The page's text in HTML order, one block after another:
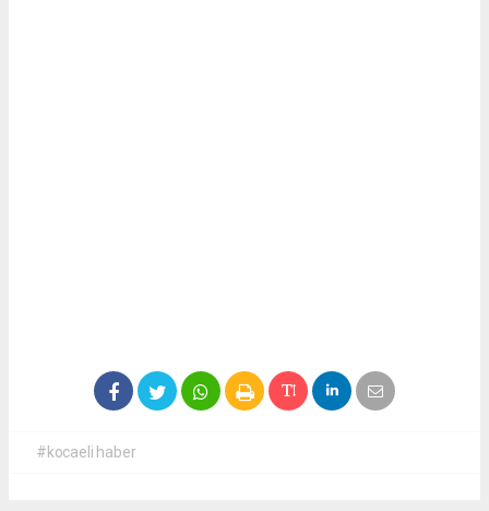
#kocaeli haber